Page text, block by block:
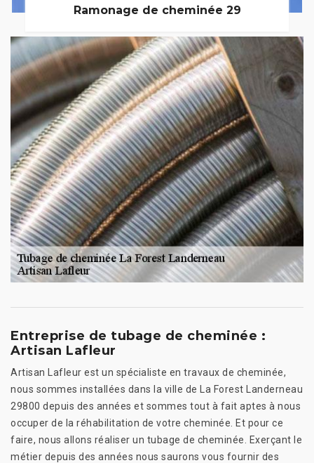
Ramonage de cheminée 29
Entreprise de tubage de cheminée :
Artisan Lafleur
Artisan Lafleur est un spécialiste en travaux de cheminée,
nous sommes installées dans la ville de La Forest Landerneau
29800 depuis des années et sommes tout à fait aptes à nous
occuper de la réhabilitation de votre cheminée. Et pour ce
faire, nous allons réaliser un tubage de cheminée. Exerçant le
métier depuis des années nous saurons vous fournir des